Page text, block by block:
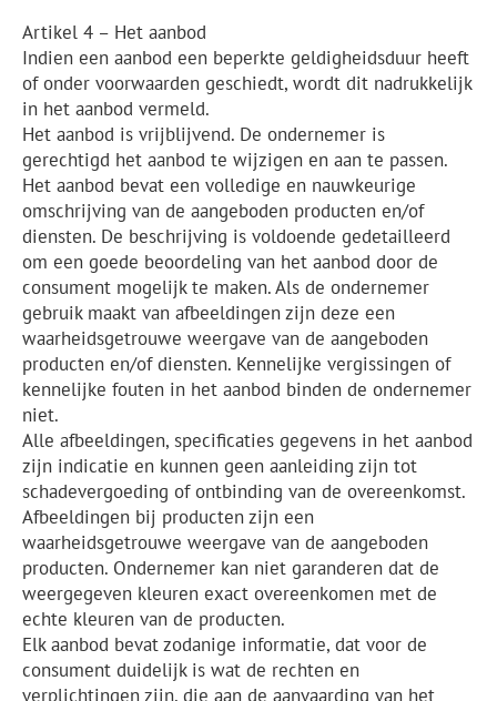
Artikel 4 – Het aanbod
Indien een aanbod een beperkte geldigheidsduur heeft
of onder voorwaarden geschiedt, wordt dit nadrukkelijk
in het aanbod vermeld.
Het aanbod is vrijblijvend. De ondernemer is
gerechtigd het aanbod te wijzigen en aan te passen.
Het aanbod bevat een volledige en nauwkeurige
omschrijving van de aangeboden producten en/of
diensten. De beschrijving is voldoende gedetailleerd
om een goede beoordeling van het aanbod door de
consument mogelijk te maken. Als de ondernemer
gebruik maakt van afbeeldingen zijn deze een
waarheidsgetrouwe weergave van de aangeboden
producten en/of diensten. Kennelijke vergissingen of
kennelijke fouten in het aanbod binden de ondernemer
niet.
Alle afbeeldingen, specificaties gegevens in het aanbod
zijn indicatie en kunnen geen aanleiding zijn tot
schadevergoeding of ontbinding van de overeenkomst.
Afbeeldingen bij producten zijn een
waarheidsgetrouwe weergave van de aangeboden
producten. Ondernemer kan niet garanderen dat de
weergegeven kleuren exact overeenkomen met de
echte kleuren van de producten.
Elk aanbod bevat zodanige informatie, dat voor de
consument duidelijk is wat de rechten en
verplichtingen zijn, die aan de aanvaarding van het